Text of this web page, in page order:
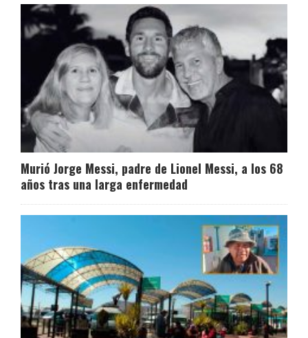
Murió Jorge Messi, padre de Lionel Messi, a los 68
años tras una larga enfermedad